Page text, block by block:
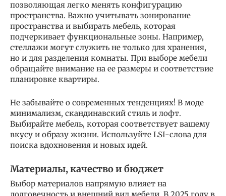
позволяющая легко менять конфигурацию
пространства. Важно учитывать зонирование
пространства и выбирать мебель, которая
подчеркивает функциональные зоны. Например,
стеллажи могут служить не только для хранения,
но и для разделения комнаты. При выборе мебели
обращайте внимание на ее размеры и соответствие
планировке квартиры.
Не забывайте о современных тенденциях! В моде
минимализм, скандинавский стиль и лофт.
Выбирайте мебель, которая соответствует вашему
вкусу и образу жизни. Используйте LSI-слова для
поиска вдохновения и новых идей.
Материалы, качество и бюджет
Выбор материалов напрямую влияет на
долговечность и внешний вид мебели. В 2025 году в